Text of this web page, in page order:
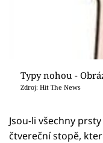
Typy nohou -
Zdroj: Hit The News
Jsou-li všechny
čtvereční stopě,